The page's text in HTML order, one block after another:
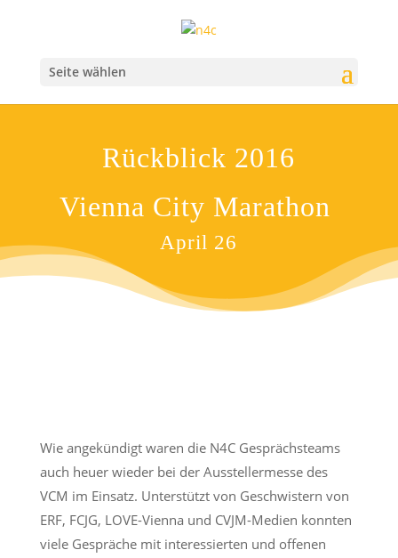
Seite wählen
Rückblick 2016
Vienna City Marathon
April 26
Wie angekündigt waren die N4C Gesprächsteams
auch heuer wieder bei der Ausstellermesse des
VCM im Einsatz. Unterstützt von Geschwistern von
ERF, FCJG, LOVE-Vienna und CVJM-Medien konnten
viele Gespräche mit interessierten und offenen